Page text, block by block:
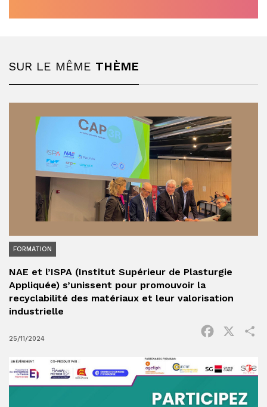
SUR LE MÊME THÈME
FORMATION
NAE et l’ISPA (Institut Supérieur de Plasturgie
Appliquée) s’unissent pour promouvoir la
recyclabilité des matériaux et leur valorisation
industrielle
25/11/2024
Facebook